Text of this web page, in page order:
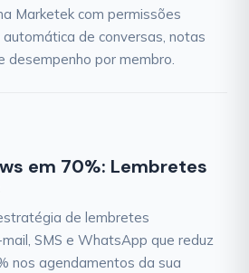
Marketek com permissões
de conversas, notas
desempenho por membro.
em 70%: Lembretes
de lembretes
SMS e WhatsApp que reduz
nos agendamentos da sua